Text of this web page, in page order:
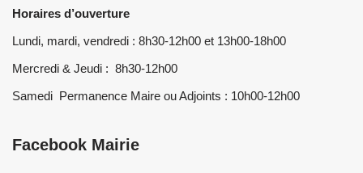
Horaires d’ouverture
Lundi, mardi, vendredi : 8h30-12h00 et 13h00-18h00
Mercredi & Jeudi : 8h30-12h00
Samedi Permanence Maire ou Adjoints : 10h00-12h00
Facebook Mairie